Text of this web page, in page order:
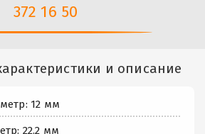
372 16 50
и описание
12 мм
22.2 мм